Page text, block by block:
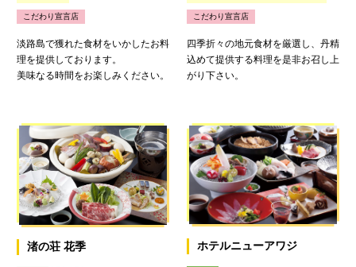
こだわり宣言店
淡路島で獲れた食材をいかしたお料
理を提供しております。
美味なる時間をお楽しみください。
こだわり宣言店
四季折々の地元食材を厳選し、丹精
込めて提供する料理を是非お召し上
がり下さい。
渚の荘 花季 ホテルニューアワジ